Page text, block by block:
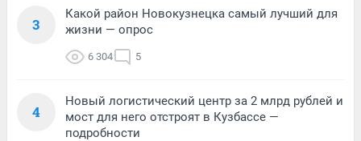
3
Какой район Новокузнецка самый лучший для
жизни — опрос
6 304 5
4
Новый логистический центр за 2 млрд рублей и
мост для него отстроят в Кузбассе —
подробности